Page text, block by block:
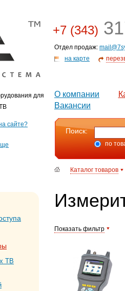
для
+7 (343)
Отдел продаж:
на карте
О компании
Вакансии
сайте?
Поиск:
по
Каталог товаров
ТВ
Показать фильтр